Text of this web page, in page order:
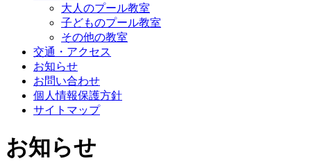
大人のプール教室
子どものプール教室
その他の教室
交通・アクセス
お知らせ
お問い合わせ
個人情報保護方針
サイトマップ
お知らせ